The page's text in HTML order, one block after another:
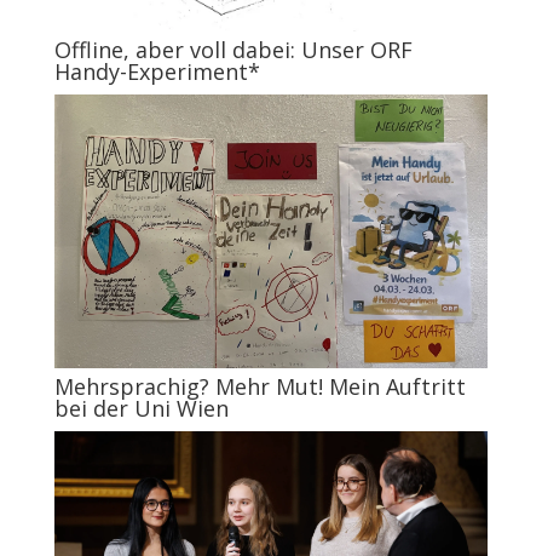
Offline, aber voll dabei: Unser ORF
Handy-Experiment*
Mehrsprachig? Mehr Mut! Mein Auftritt
bei der Uni Wien